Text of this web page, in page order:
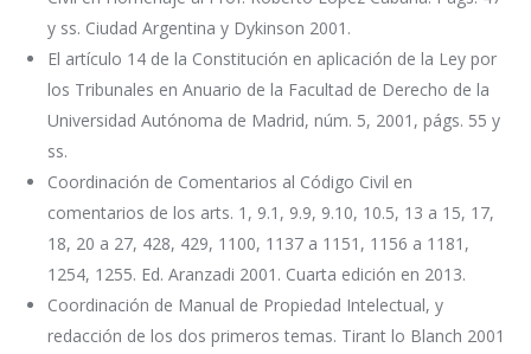
y ss. Ciudad Argentina y Dykinson 2001.
El artículo 14 de la Constitución en aplicación de la Ley por
los Tribunales en Anuario de la Facultad de Derecho de la
Universidad Autónoma de Madrid, núm. 5, 2001, págs. 55 y
ss.
Coordinación de Comentarios al Código Civil en
comentarios de los arts. 1, 9.1, 9.9, 9.10, 10.5, 13 a 15, 17,
18, 20 a 27, 428, 429, 1100, 1137 a 1151, 1156 a 1181,
1254, 1255. Ed. Aranzadi 2001. Cuarta edición en 2013.
Coordinación de Manual de Propiedad Intelectual, y
redacción de los dos primeros temas. Tirant lo Blanch 2001